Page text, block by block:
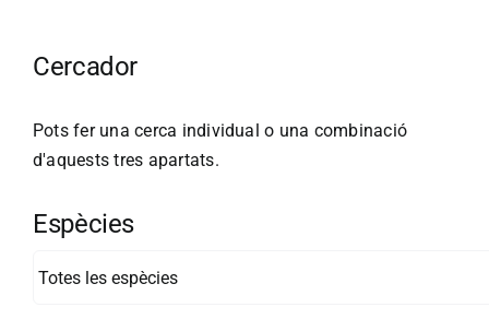
Cercador
Pots fer una cerca individual o una combinació
d'aquests tres apartats.
Espècies